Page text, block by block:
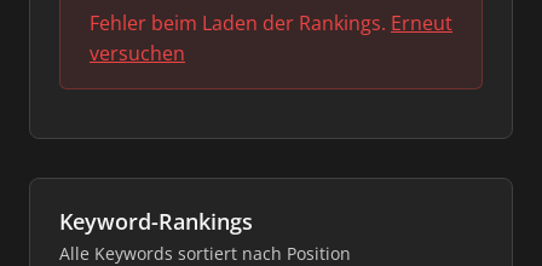
Fehler beim Laden der Rankings. Erneut
versuchen
Keyword-Rankings
Alle Keywords sortiert nach Position